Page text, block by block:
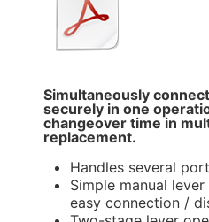
Simultaneously
securely in one
changeover time in
replacement.
Handles several
Simple manual
easy connection /